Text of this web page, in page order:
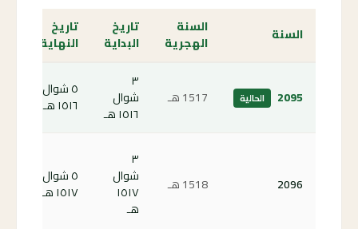
السنة
السنة
الهجرية
تاريخ
البداية
تاريخ
النهاية
2095 الحالية 1517 هـ
٣
شوال
١٥١٦ هـ
٥ شوال
١٥١٦ هـ
2096 1518 هـ
٣
شوال
١٥١٧
هـ
٥ شوال
١٥١٧ هـ